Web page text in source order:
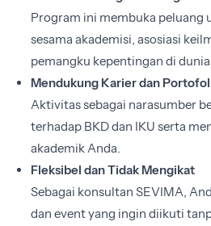
Program ini membuka peluang
sesama akademisi, asosiasi
pemangku kepentingan di
Mendukung Karier dan
Aktivitas sebagai narasumber
terhadap BKD dan IKU serta
akademik Anda.
Fleksibel dan Tidak Mengikat
Sebagai konsultan SEVIMA,
dan event yang ingin diikuti